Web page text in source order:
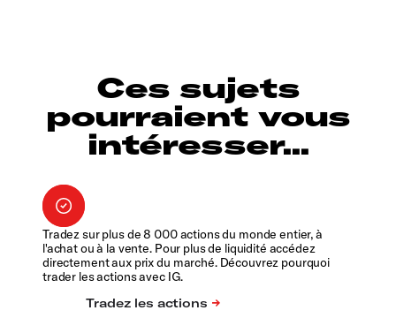
Ces sujets
pourraient vous
intéresser...
Tradez sur plus de 8 000 actions du monde entier, à
l'achat ou à la vente. Pour plus de liquidité accédez
directement aux prix du marché. Découvrez pourquoi
trader les actions avec IG.